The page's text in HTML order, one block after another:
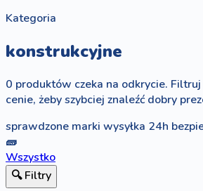
Kategoria
konstrukcyjne
0 produktów czeka na odkrycie.
cenie, żeby szybciej znaleźć dobry
sprawdzone marki wysyłka 24h
🧱
Wszystko
🔍 Filtry